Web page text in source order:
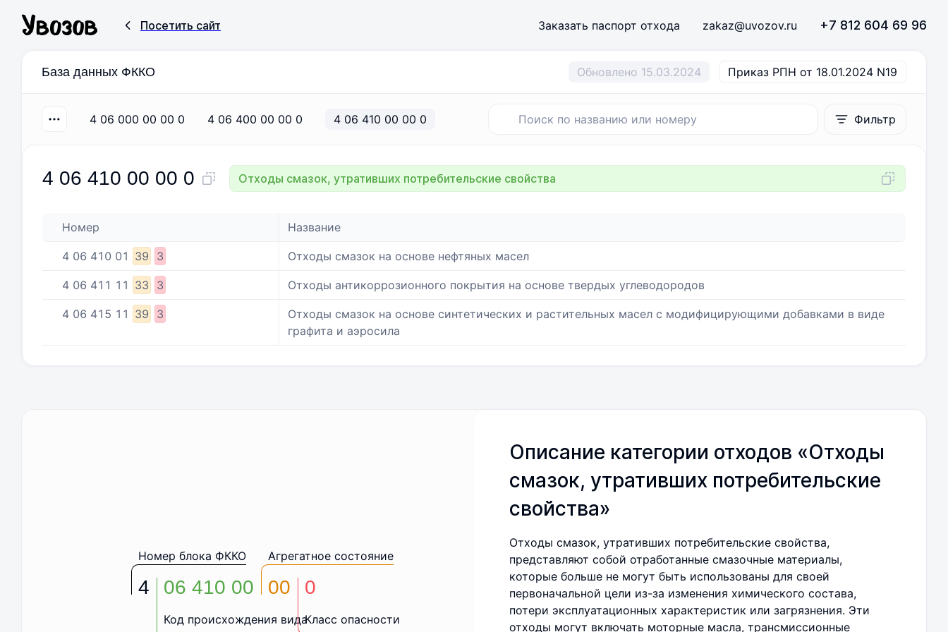
Посетить сайт Заказать паспорт отхода zakaz@uvozov.ru +7 812 604 69 96
База данных ФККО Обновлено 15.03.2024 Приказ РПН от 18.01.2024 N19
4 06 000 00 00 0 4 06 400 00 00 0 4 06 410 00 00 0 Фильтр
4 06 410 00 00 0 Отходы смазок, утративших потребительские свойства
Номер Название
4 06 410 01 39 3 Отходы смазок на основе нефтяных масел
4 06 411 11 33 3 Отходы антикоррозионного покрытия на основе твердых углеводородов
4 06 415 11 39 3
Отходы смазок на основе синтетических и растительных масел с модифицирующими добавками в виде
графита и аэросила
4
Номер блока ФККО
Код происхождения вида
06 410 00
Агрегатное состояние
00
Класс опасности
0
Описание категории отходов «Отходы
смазок, утративших потребительские
свойства»
Отходы смазок, утративших потребительские свойства,
представляют собой отработанные смазочные материалы,
которые больше не могут быть использованы для своей
первоначальной цели из-за изменения химического состава,
потери эксплуатационных характеристик или загрязнения. Эти
отходы могут включать моторные масла, трансмиссионные